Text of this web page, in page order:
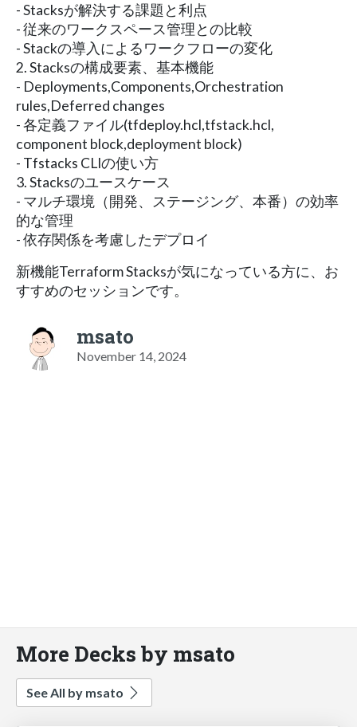
- Stacksが解決する課題と利点
- 従来のワークスペース管理との比較
- Stackの導入によるワークフローの変化
2. Stacksの構成要素、基本機能
- Deployments,Components,Orchestration
rules,Deferred changes
- 各定義ファイル(tfdeploy.hcl,tfstack.hcl,
component block,deployment block)
- Tfstacks CLIの使い方
3. Stacksのユースケース
- マルチ環境（開発、ステージング、本番）の効率
的な管理
- 依存関係を考慮したデプロイ
新機能Terraform Stacksが気になっている方に、お
すすめのセッションです。
msato
November 14, 2024
More Decks by msato
See All by msato